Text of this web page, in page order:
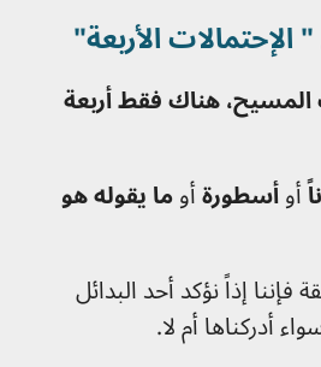
الأربعة"
المسيح، هناك فقط أربعة
أو أسطورة أو ما يقوله هو
فإننا إذاً نؤكد أحد البدائل
أدركناها أم لا.